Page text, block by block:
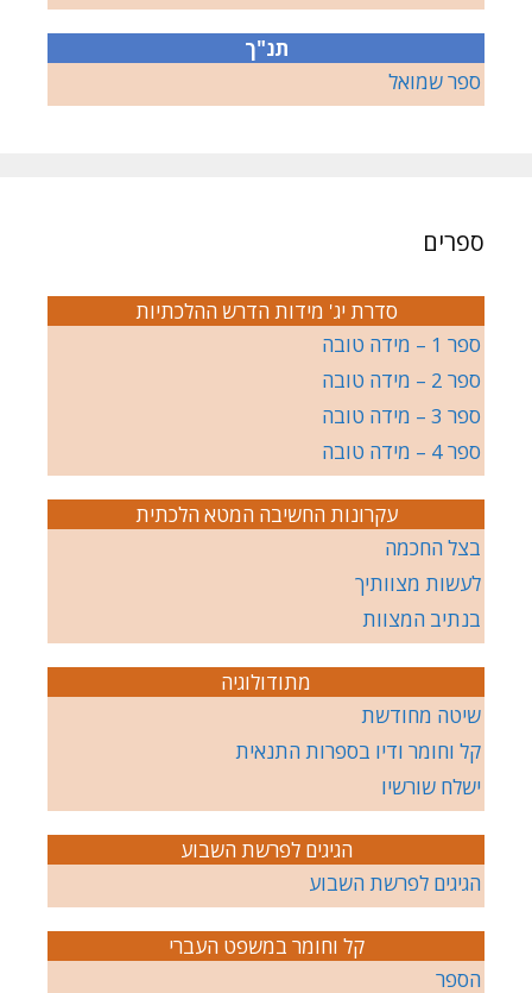
תנ"ך
ספר שמואל
ספרים
סדרת יג' מידות הדרש ההלכתיות
ספר 1 – מידה טובה
ספר 2 – מידה טובה
ספר 3 – מידה טובה
ספר 4 – מידה טובה
עקרונות החשיבה המטא הלכתית
בצל החכמה
לעשות מצוותיך
בנתיב המצוות
מתודולוגיה
שיטה מחודשת
קל וחומר ודיו בספרות התנאית
ישלח שורשיו
הגיגים לפרשת השבוע
הגיגים לפרשת השבוע
קל וחומר במשפט העברי
הספר